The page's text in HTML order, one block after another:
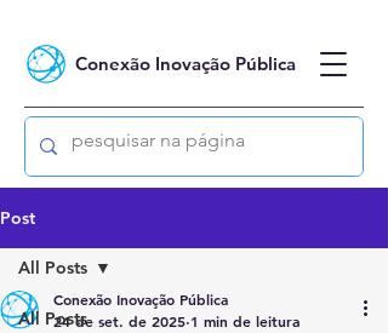
Conexão Inovação Pública
Post
All Posts
All Posts
Conexão Inovação Pública
24 de set. de 2025 1 min de leitura